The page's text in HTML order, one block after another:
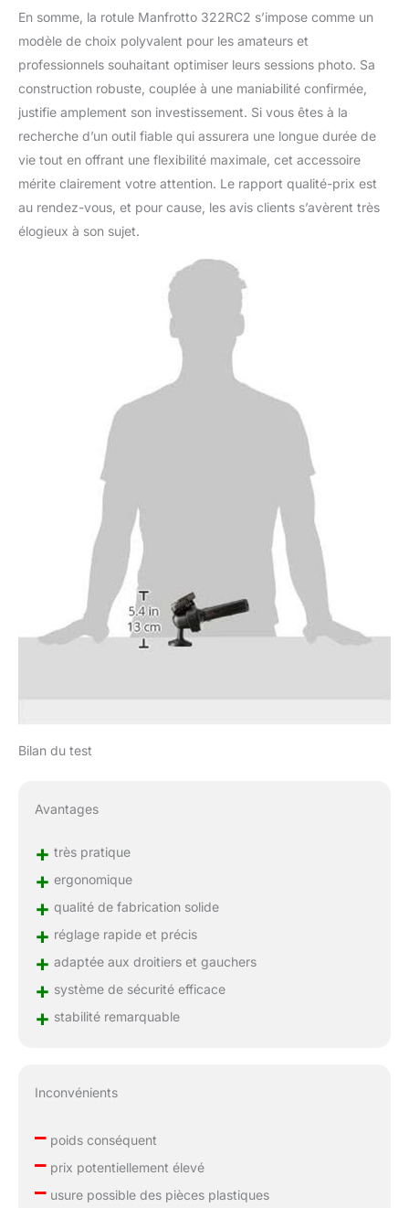
En somme, la rotule Manfrotto 322RC2 s’impose comme un
modèle de choix polyvalent pour les amateurs et
professionnels souhaitant optimiser leurs sessions photo. Sa
construction robuste, couplée à une maniabilité confirmée,
justifie amplement son investissement. Si vous êtes à la
recherche d’un outil fiable qui assurera une longue durée de
vie tout en offrant une flexibilité maximale, cet accessoire
mérite clairement votre attention. Le rapport qualité-prix est
au rendez-vous, et pour cause, les avis clients s’avèrent très
élogieux à son sujet.
Bilan du test
Avantages
+ très pratique
+ ergonomique
+ qualité de fabrication solide
+ réglage rapide et précis
+ adaptée aux droitiers et gauchers
+ système de sécurité efficace
+ stabilité remarquable
Inconvénients
–poids conséquent
–prix potentiellement élevé
–usure possible des pièces plastiques